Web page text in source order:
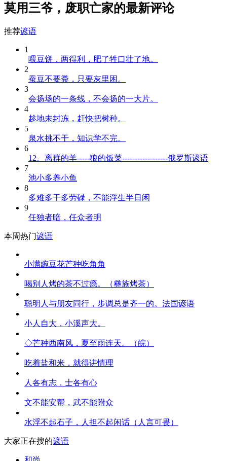
莫用三爷，废职亡家的最新评论
推荐谚语
1
喂豆饼，两得利，肥了牲口壮了地。
2
蚕豆不要粪，只要灰里困。
3
会扬场的一条线，不会扬的一大片。
4
趁地未封冻，赶快把树种。
5
泉水挑不干，知识学不完。
6
12。离群的羊-----狼的饭菜------------------俄罗斯谚语
7
池小多养小鱼
8
多难多干多劳碌，不能浮生半日闲
9
任独者暗，任众者明
本周热门谚语
小满豌豆花芒种吃角角
喝别人烤的茶不过瘾。（彝族烤茶）
聪明人与朋友同行，步调总是齐一的。法国谚语
小人自大，小溪声大。
◇芒种西南风，夏至雨连天。（皖）
吃着盐和米，就得讲情理
人各有志，士各有心
文不能安帮，武不能附众
水浮不起石子，人担不起闲话（人言可畏）
大家正在搜的谚语